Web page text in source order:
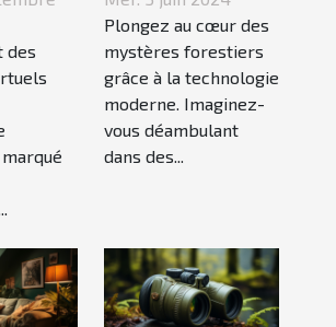
des
enchantées :
une guide
complète sur
les applications
mobiles qui
dans la magie et
les légendes
locales
Plongez au cœur des
mystères forestiers
grâce à la technologie
moderne. Imaginez-
vous déambulant
dans des...